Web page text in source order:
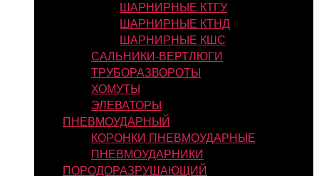
ШАРНИРНЫЕ КТГУ
ШАРНИРНЫЕ КТНД
ШАРНИРНЫЕ КШС
САЛЬНИКИ-ВЕРТЛЮГИ
ТРУБОРАЗВОРОТЫ
ХОМУТЫ
ЭЛЕВАТОРЫ
ПНЕВМОУДАРНЫЙ
КОРОНКИ ПНЕВМОУДАРНЫЕ
ПНЕВМОУДАРНИКИ
ПОРОДОРАЗРУШАЮЩИЙ